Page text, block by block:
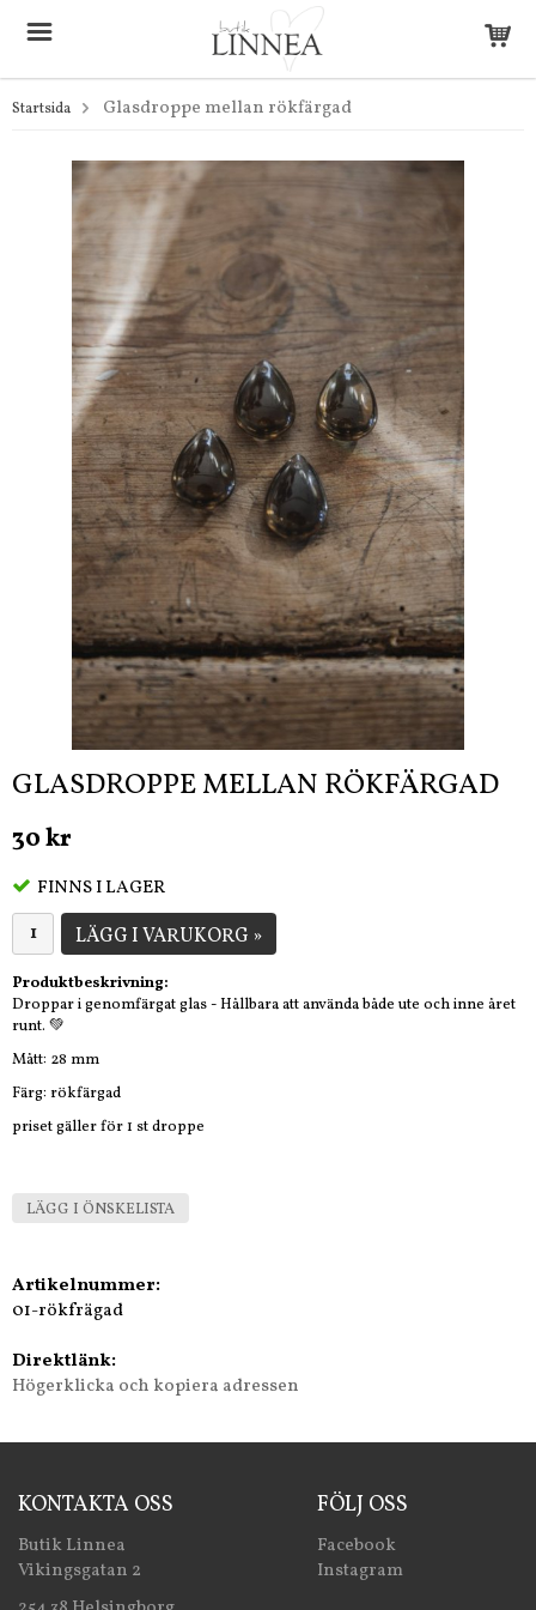
Startsida Glasdroppe mellan rökfärgad
GLASDROPPE MELLAN RÖKFÄRGAD
30 kr
FINNS I LAGER
LÄGG I VARUKORG »
Produktbeskrivning:
Droppar i genomfärgat glas - Hållbara att använda både ute och inne året
runt. 💚
Mått: 28 mm
Färg: rökfärgad
priset gäller för 1 st droppe
LÄGG I ÖNSKELISTA
Artikelnummer:
01-rökfrägad
Direktlänk:
Högerklicka och kopiera adressen
KONTAKTA OSS
Butik Linnea
Vikingsgatan 2
FÖLJ OSS
Facebook
Instagram